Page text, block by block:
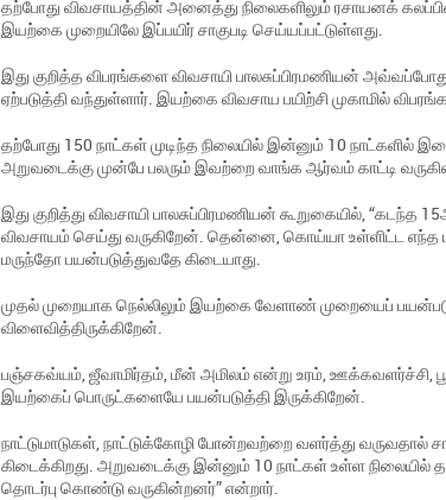
தற்போது விவசாயத்தின் அனைத்து நிலைகளிலும் ரசாயனக்
இயற்கை முறையிலே இப்பயிர் சாகுபடி செய்யப்பட்டுள்ளது.
இது குறித்த விபரங்களை விவசாயி பாலசுப்பிரமணியன்
ஏற்படுத்தி வந்துள்ளார். இயற்கை விவசாய பயிற்சி முகாமில்
தற்போது 150 நாட்கள் முடிந்த நிலையில் இன்னும் 10
அறுவடைக்கு முன்பே பலரும் இவற்றை வாங்க ஆர்வம் காட்டி
இது குறித்து விவசாயி பாலசுப்பிரமணியன் கூறுகையில்,
விவசாயம் செய்து வருகிறேன். தென்னை, கொய்யா உள்ளிட்ட எந்த
மருந்தோ பயன்படுத்துவதே கிடையாது.
முதல் முறையாக நெல்லிலும் இயற்கை வேளாண் முறையைப்
விளைவித்திருக்கிறேன்.
பஞ்சகவ்யம், ஜீவாமிர்தம், மீன் அமிலம் என்று உரம், ஊக்கவளர்ச்சி,
இயற்கைப் பொருட்களையே பயன்படுத்தி இருக்கிறேன்.
நாட்டுமாடுகள், நாட்டுக்கோழி போன்றவற்றை வளர்த்து
கிடைக்கிறது. அறுவடைக்கு இன்னும் 10 நாட்கள் உள்ள நிலையில்
தொடர்பு கொண்டு வருகின்றனர்” என்றார்.